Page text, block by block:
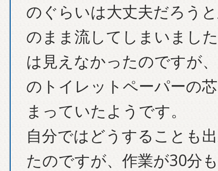
のぐらいは大丈夫だろう
のまま流してしまいまし
は見えなかったのですが
のトイレットペーパーの
まっていたようです。
自分ではどうすることも
たのですが、作業が30分